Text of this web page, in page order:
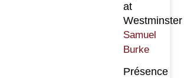
at
Westminster
Samuel
Burke
Présence